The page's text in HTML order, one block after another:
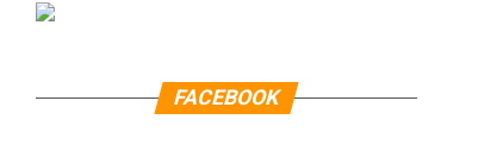
FACEBOOK